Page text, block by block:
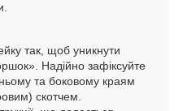
так, щоб уникнути
Надійно зафіксуйте
та боковому краям
скотчем.